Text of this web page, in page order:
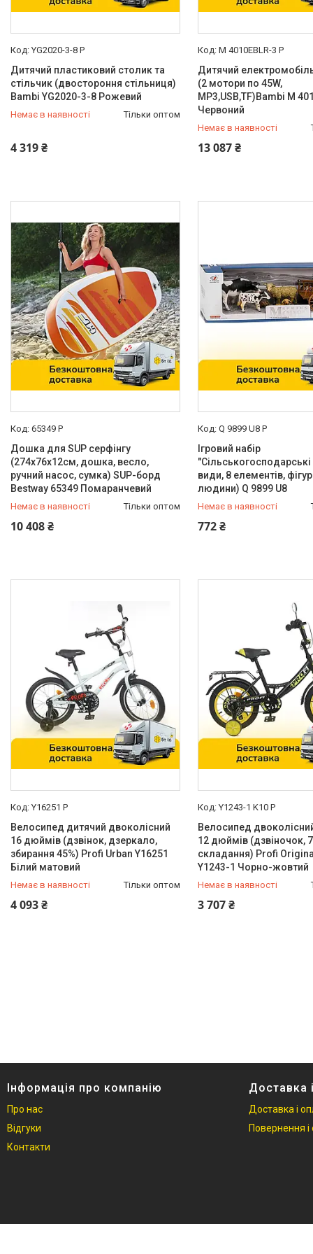
Амортизатор
Відкриваються дверцята 6
Гальма 6
Колір
Білий 5
Бірюзовий 2
Жовтий 3
Зелений 1
Ще 8
Кількість місць в електро-/
бензомобиле
1 8
2 4
Матеріал сидіння і спинки
Пластик
Штучна шкіра 10
Матеріал корпусу
Металл 1
Пластик
EVA 12
Варіанти управління
З кабіни водія
Радіокерування (пульт ДК)
Передачі
1 швидкість назад 8
2 скорости вперед 3
Захисний бампер
BMW 1
Mercedes-Benz
Кількість блоків
1 (Для однієї дитини)
YG2020-3-8 P
Дитячий пластиковий столик та
стільчик (двостороння стільниця)
Bambi YG2020-3-8 Рожевий
Немає в наявності Тільки оптом
4 319 ₴
0 (800) 33-98-35
M 4010EBLR-3 P
Дитячий
(2 мотори по 45W,
MP3,USB,TF)Bambi M
Червоний
Немає в наявності
13 087 ₴
0 (800) 33-98-35
65349 P
Дошка для SUP серфінгу
(274х76х12см, дошка, весло,
ручний насос, сумка) SUP-борд
Bestway 65349 Помаранчевий
Немає в наявності Тільки оптом
10 408 ₴
0 (800) 33-98-35
Q 9899 U8 P
Ігровий набір
"Сільськогосподарські
види, 8 елементів,
людини) Q 9899 U8
Немає в наявності
772 ₴
0 (800) 33-98-35
Y16251 P
Велосипед дитячий двоколісний
16 дюймів (дзвінок, дзеркало,
збирання 45%) Profi Urban Y16251
Білий матовий
Немає в наявності Тільки оптом
4 093 ₴
0 (800) 33-98-35
Y1243-1 K10 P
Велосипед
12 дюймів (дзвіночок,
складання) Profi
Y1243-1 Чорно-жовтий
Немає в наявності
3 707 ₴
0 (800) 33-98-35
Інформація про компанію
Про нас
Відгуки
Контакти
Доставка
Доставка і
Повернення і